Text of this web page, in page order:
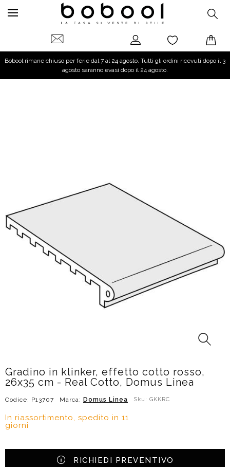
Bobool rimane chiuso per ferie dal 7 al 24 agosto. Tutti gli ordini ricevuti dopo il 3
agosto saranno evasi dopo il 24 agosto.
Gradino in klinker, effetto cotto rosso,
26x35 cm - Real Cotto, Domus Linea
Codice: P13707 Marca: Domus Linea Sku: GKKRC
In riassortimento, spedito in 11
giorni
RICHIEDI PREVENTIVO